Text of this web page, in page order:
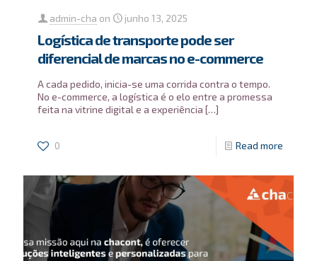
admin-cha on junho 13, 2025
Logística de transporte pode ser
diferencial de marcas no e-commerce
A cada pedido, inicia-se uma corrida contra o tempo.
No e-commerce, a logística é o elo entre a promessa
feita na vitrine digital e a experiência […]
0 Read more